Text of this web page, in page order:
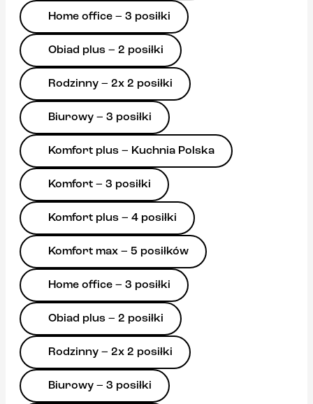
Home office – 3 posiłki
Obiad plus – 2 posiłki
Rodzinny – 2x 2 posiłki
Biurowy – 3 posiłki
Komfort plus – Kuchnia Polska
Komfort – 3 posiłki
Komfort plus – 4 posiłki
Komfort max – 5 posiłków
Home office – 3 posiłki
Obiad plus – 2 posiłki
Rodzinny – 2x 2 posiłki
Biurowy – 3 posiłki